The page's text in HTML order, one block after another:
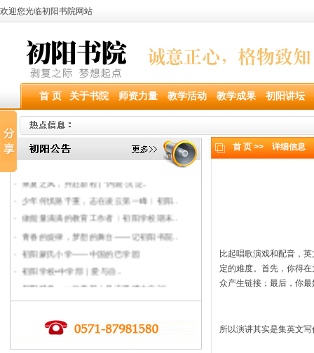
欢迎您光临初阳书院网站
首 页 关于书院 师资力量 教学活动 教学成果 初阳讲坛
乘夏之风，共赴新程 | “内观·沉淀..
少年何惧路千重，志在凌云第一峰︱初阳..
做能量满满的教育工作者︱初阳学校期末..
青春的旋律，梦想的舞台——记初阳书院..
初阳蒙氏小学——中国的巴学园
初阳学校•中学部｜爱与自..
初阳特色，一往无前｜吴志坚博士在20..
· 在爱与自由的旷野上初阳方升——记20..
首 页 >> 详细信息
比起唱歌演戏和配音，
定的难度。首先，你得
众产生链接；最后，你
所以演讲其实是集英文